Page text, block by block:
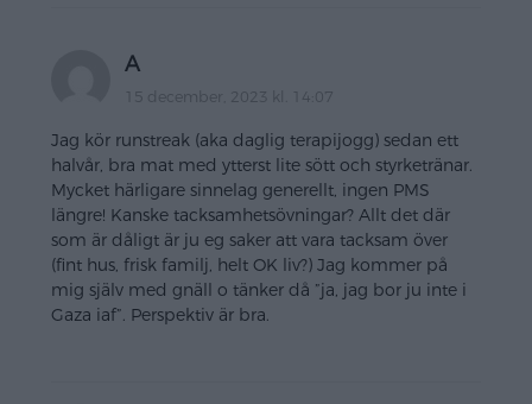
A
15 december, 2023 kl. 14:07
Jag kör runstreak (aka daglig terapijogg) sedan ett
halvår, bra mat med ytterst lite sött och styrketränar.
Mycket härligare sinnelag generellt, ingen PMS
längre! Kanske tacksamhetsövningar? Allt det där
som är dåligt är ju eg saker att vara tacksam över
(fint hus, frisk familj, helt OK liv?) Jag kommer på
mig själv med gnäll o tänker då ”ja, jag bor ju inte i
Gaza iaf”. Perspektiv är bra.